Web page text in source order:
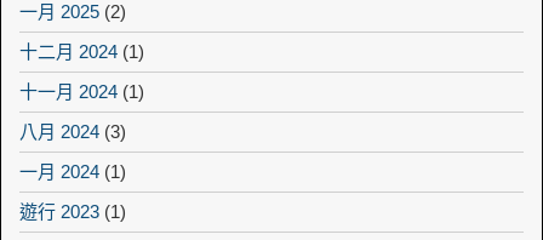
一月 2025 (2)
十二月 2024 (1)
十一月 2024 (1)
八月 2024 (3)
一月 2024 (1)
遊行 2023 (1)